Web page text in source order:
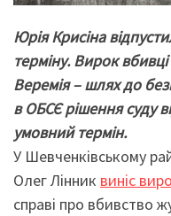
Юрія Крисіна
терміну.Вирок вбивці
Веремія – шлях до
в ОБСЄ рішення суду
умовний термін.
У Шевченківському
Олег Лінник виніс
справі про вбивство